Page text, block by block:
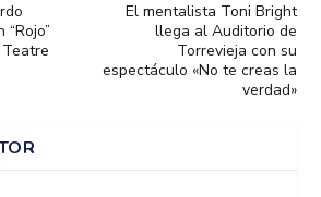
El mentalista Toni Bright
llega al Auditorio de
Torrevieja con su
espectáculo «No te creas la
verdad»